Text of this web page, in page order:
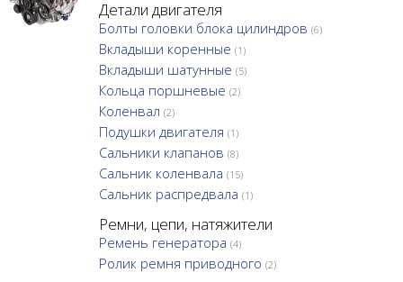
Детали двигателя
Болты головки блока цилиндров (6)
Вкладыши коренные (1)
Вкладыши шатунные (5)
Кольца поршневые (2)
Коленвал (2)
Подушки двигателя (1)
Сальники клапанов (8)
Сальник коленвала (15)
Сальник распредвала (1)
Ремни, цепи, натяжители
Ремень генератора (4)
Ролик ремня приводного (2)